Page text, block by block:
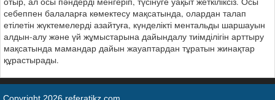
себеппен балаларға көмектесу мақсатында, олардан талап
етілетін жүктемелерді азайтуға, күнделікті ментальды шаршауын
алдын-алу және үй жұмыстарына дайындалу тиімділігін арттыру
мақсатында мамандар дайын жауаптардан тұратын жинақтар
құрастырады.
Copyright 2026 referatikz.com